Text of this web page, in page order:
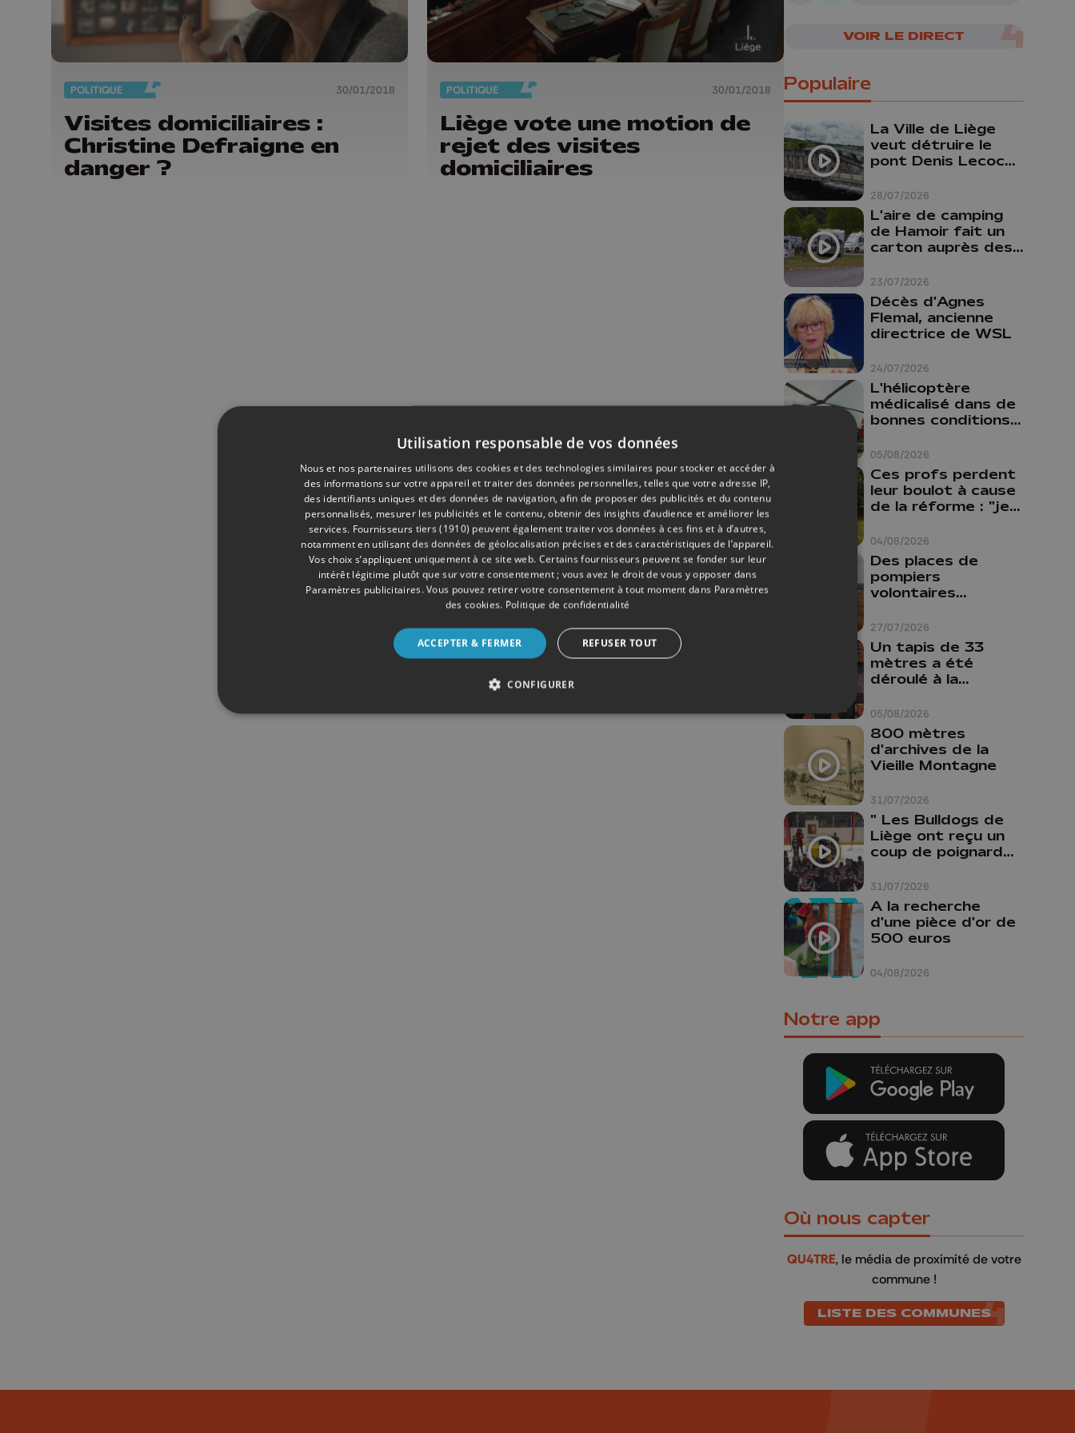
POLITIQUE 30/01/2018
Visites domiciliaires :
Christine Defraigne en
danger ?
POLITIQUE 30/01/2018
Liège vote une motion de
rejet des visites
domiciliaires
VOIR LE DIRECT
Populaire
28/07/2026
La Ville de Liège
veut détruire le
pont Denis Lecocq
budget pour le
faire
23/07/2026
L'aire de camping
de Hamoir fait un
carton auprès des
24/07/2026
Décès d'Agnes
Flemal, ancienne
directrice de WSL
05/08/2026
L'hélicoptère
médicalisé dans de
bonnes conditions à
04/08/2026
Ces profs perdent
leur boulot à cause
de la réforme : "je
comme prof que
comme
pharmacienne"
27/07/2026
Des places de
pompiers
volontaires
province de Liège :
"Un citoyen qui
n'est formé ne
peut pas nous
aider"
05/08/2026
Un tapis de 33
mètres a été
déroulé à la
Liège
31/07/2026
800 mètres
d'archives de la
Vieille Montagne
31/07/2026
" Les Bulldogs de
Liège ont reçu un
coup de poignard
04/08/2026
A la recherche
d'une pièce d'or de
500 euros
Notre app
Où nous capter
QU4TRE, le média de proximité de votre
commune !
LISTE DES COMMUNES
Utilisation responsable de vos données
Nous et nos partenaires utilisons des cookies et des technologies similaires pour stocker et accéder à
des informations sur votre appareil et traiter des données personnelles, telles que votre adresse IP,
des identifiants uniques et des données de navigation, afin de proposer des publicités et du contenu
personnalisés, mesurer les publicités et le contenu, obtenir des insights d’audience et améliorer les
services. Fournisseurs tiers (1910) peuvent également traiter vos données à ces fins et à d’autres,
notamment en utilisant des données de géolocalisation précises et des caractéristiques de l’appareil.
Vos choix s’appliquent uniquement à ce site web. Certains fournisseurs peuvent se fonder sur leur
intérêt légitime plutôt que sur votre consentement ; vous avez le droit de vous y opposer dans
Paramètres publicitaires. Vous pouvez retirer votre consentement à tout moment dans Paramètres
des cookies. Politique de confidentialité
ACCEPTER & FERMER REFUSER TOUT
CONFIGURER